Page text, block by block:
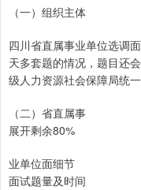
（一）组织主体
四川省直属事业单位选调
天多套题的情况，题目还
级人力资源社会保障局统一
（二）省直属事
展开剩余80%
业单位面细节
面试题量及时间